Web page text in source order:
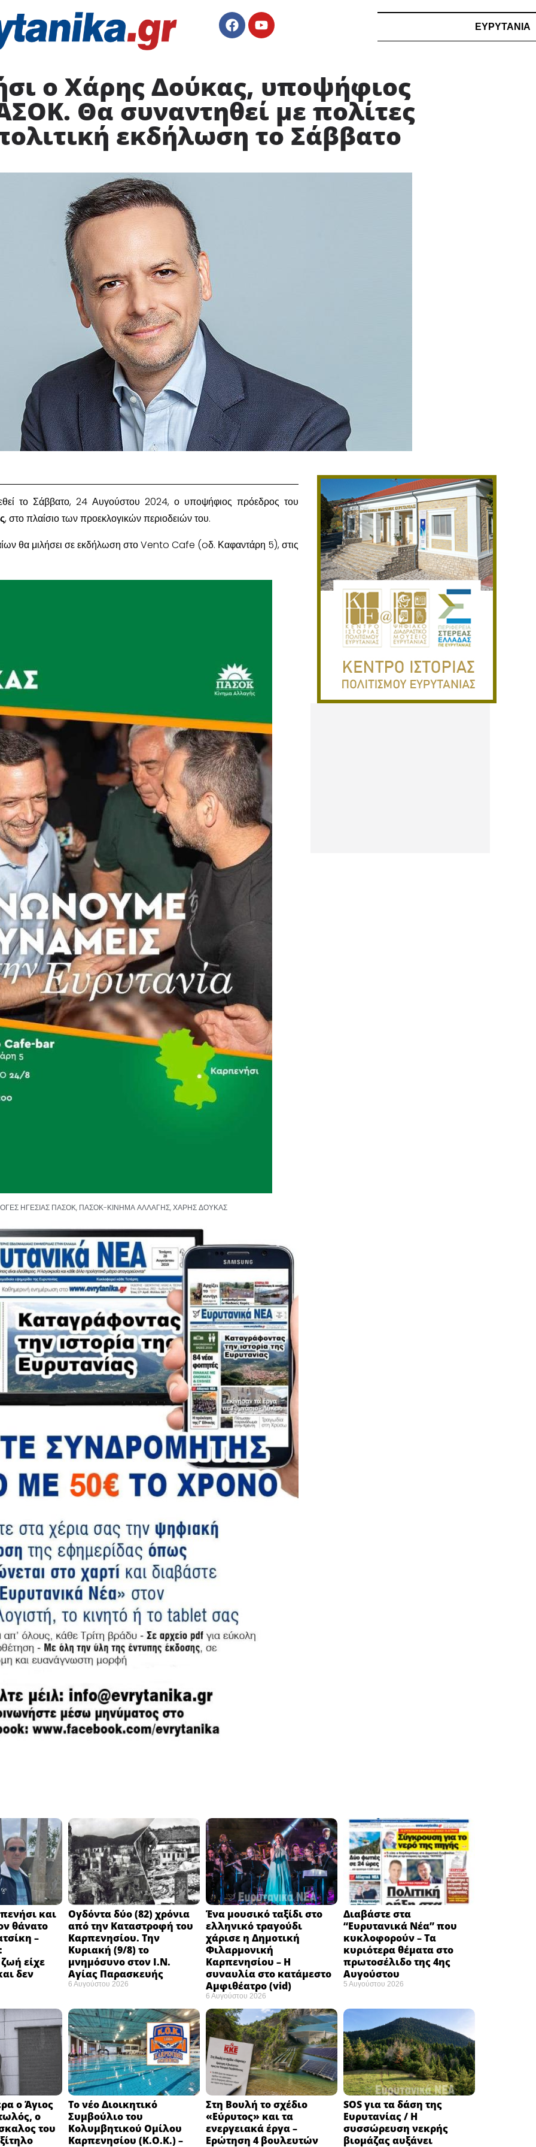
ΕΥΡΥΤΑΝΙΑ
ο Χάρης Δούκας, υποψήφιος
Θα συναντηθεί με πολίτες
εκδήλωση το Σάββατο
το Σάββατο, 24 Αυγούστου 2024, ο υποψήφιος πρόεδρος του
, στο πλαίσιο των προεκλογικών περιοδειών του.
θα μιλήσει σε εκδήλωση στο Vento Cafe (oδ. Καφαντάρη 5), στις
ΗΓΕΣΙΑΣ ΠΑΣΟΚ, ΠΑΣΟΚ-ΚΙΝΗΜΑ ΑΛΛΑΓΗΣ,ΧΑΡΗΣ ΔΟΥΚΑΣ
και
θάνατο
–
είχε
δεν
Ογδόντα δύο (82) χρόνια
από την Καταστροφή του
Καρπενησίου. Την
Κυριακή (9/8) το
μνημόσυνο στον Ι.Ν.
Αγίας Παρασκευής
6 Αυγούστου 2026
Ένα μουσικό ταξίδι στο
ελληνικό τραγούδι
χάρισε η Δημοτική
Φιλαρμονική
Καρπενησίου – Η
συναυλία στο κατάμεστο
Αμφιθέατρο (vid)
6 Αυγούστου 2026
Διαβάστε στα
“Ευρυτανικά Νέα” που
κυκλοφορούν – Τα
κυριότερα θέματα στο
πρωτοσέλιδο της 4ης
Αυγούστου
5 Αυγούστου 2026
ο Άγιος
ο
του
Το νέο Διοικητικό
Συμβούλιο του
Κολυμβητικού Ομίλου
Καρπενησίου (Κ.Ο.Κ.) –
Στη Βουλή το σχέδιο
«Εύρυτος» και τα
ενεργειακά έργα –
Ερώτηση 4 βουλευτών
SOS για τα δάση της
Ευρυτανίας / Η
συσσώρευση νεκρής
βιομάζας αυξάνει